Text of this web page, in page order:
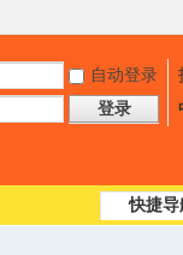
自动登录
登录
快捷导